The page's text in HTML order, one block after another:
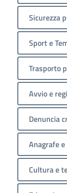
Sicurezza
Sport e
Trasporto
Avvio e
Denuncia
Anagrafe
Cultura e